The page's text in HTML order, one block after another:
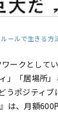
ールで生きる方
ークとして
」「居場所
うポジティ
、月額600